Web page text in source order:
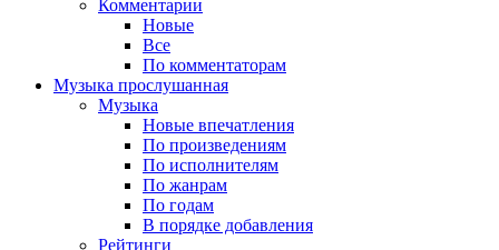
Комментарии
Новые
Все
По комментаторам
Музыка прослушанная
Музыка
Новые впечатления
По произведениям
По исполнителям
По жанрам
По годам
В порядке добавления
Рейтинги